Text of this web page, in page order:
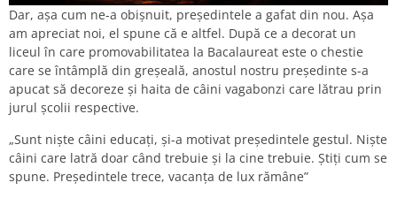
Dar, așa cum ne-a obișnuit, președintele a gafat din nou. Așa
am apreciat noi, el spune că e altfel. După ce a decorat un
liceul în care promovabilitatea la Bacalaureat este o chestie
care se întâmplă din greșeală, anostul nostru președinte s-a
apucat să decoreze și haita de câini vagabonzi care lătrau prin
jurul școlii respective.
„Sunt niște câini educați, și-a motivat președintele gestul. Niște
câini care latră doar când trebuie și la cine trebuie. Știți cum se
spune. Președintele trece, vacanța de lux rămâne”